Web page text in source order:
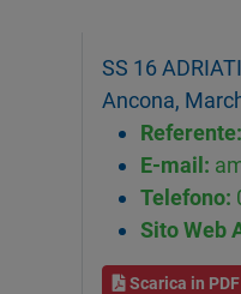
SS 16
Ancona,
Referente:
E-mail:
Telefono:
Sito Web
Scarica in PDF